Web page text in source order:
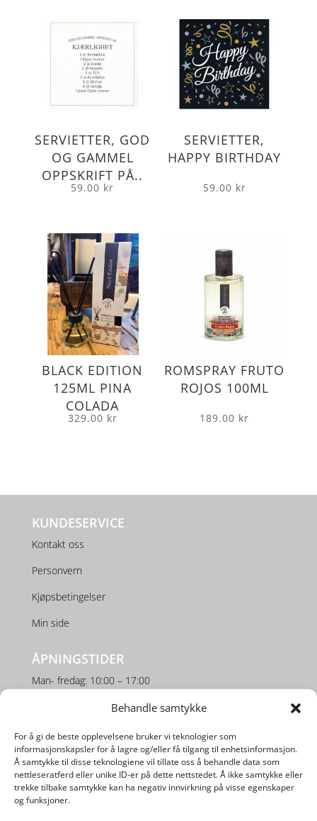
Behandle samtykke
For å gi de beste opplevelsene bruker vi teknologier som
informasjonskapsler for å lagre og/eller få tilgang til enhetsinformasjon.
Å samtykke til disse teknologiene vil tillate oss å behandle data som
nettleseratferd eller unike ID-er på dette nettstedet. Å ikke samtykke eller
trekke tilbake samtykke kan ha negativ innvirkning på visse egenskaper
og funksjoner.
SERVIETTER, GOD
OG GAMMEL
OPPSKRIFT PÅ..
59.00 kr
SERVIETTER,
HAPPY BIRTHDAY
59.00 kr
BLACK EDITION
125ML PINA
COLADA
329.00 kr
ROMSPRAY FRUTO
ROJOS 100ML
189.00 kr
KUNDESERVICE
Kontakt oss
Personvern
Kjøpsbetingelser
Min side
ÅPNINGSTIDER
Man- fredag: 10:00 – 17:00
Lørdag: 10:00 – 16:00
SOSIALE MEDIER